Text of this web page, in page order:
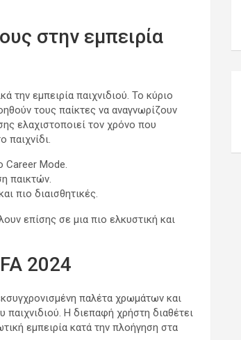
στην εμπειρία
την εμπειρία παιχνιδιού. Το κύριο
τους παίκτες να αναγνωρίζουν
ελαχιστοποιεί τον χρόνο που
παιχνίδι.
Career Mode.
παικτών.
πιο διαισθητικές.
επίσης σε μια πιο ελκυστική και
2024
παλέτα χρωμάτων και
Η διεπαφή χρήστη διαθέτει
εμπειρία κατά την πλοήγηση στα